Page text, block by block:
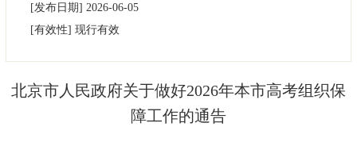
市领导
政策兑现 政策解读 回应关切
专题公开
[发布日期] 2026-06-05
[有效性] 现行有效
​北京市人民政府关于做好2026年本市高考组织保
障工作的通告